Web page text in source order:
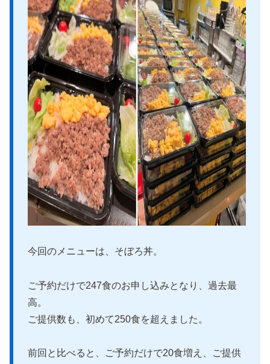
今回のメニューは、そぼろ丼。
ご予約だけで247食のお申し込みとなり、過去最
高。
ご提供数も、初めて250食を超えました。
前回と比べると、ご予約だけで20食増え、ご提供